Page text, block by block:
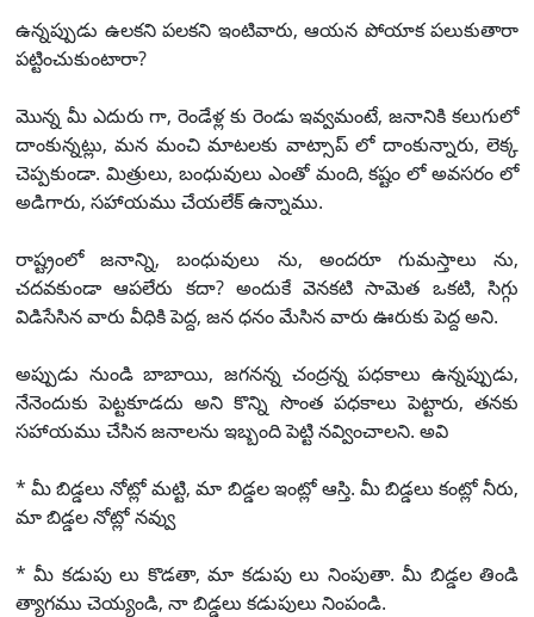
ఉన్నప్పుడు ఉలకని పలకని ఇంటివారు, ఆయన పోయాక పలుకుతారా
పట్టించుకుంటారా?
మొన్న మీ ఎదురు గా, రెండేళ్ల కు రెండు ఇవ్వమంటే, జనానికి కలుగులో
దాంకున్నట్లు, మన మంచి మాటలకు వాట్సాప్ లో దాంకున్నారు, లెక్క
చెప్పకుండా. మిత్రులు, బంధువులు ఎంతో మంది, కష్టం లో అవసరం లో
అడిగారు, సహాయము చేయలేక్ ఉన్నాము.
రాష్ట్రంలో జనాన్ని, బంధువులు ను, అందరూ గుమస్తాలు ను,
చదవకుండా ఆపలేరు కదా? అందుకే వెనకటి సామెత ఒకటి, సిగ్గు
విడిసేసిన వారు వీధికి పెద్ద, జన ధనం మేసిన వారు ఊరుకు పెద్ద అని.
అప్పుడు నుండి బాబాయి, జగనన్న చంద్రన్న పధకాలు ఉన్నప్పుడు,
నేనెందుకు పెట్టకూడదు అని కొన్ని సొంత పధకాలు పెట్టారు, తనకు
సహాయము చేసిన జనాలను ఇబ్బంది పెట్టి నవ్వించాలని. అవి
* మీ బిడ్డలు నోట్లో మట్టి, మా బిడ్డల ఇంట్లో ఆస్తి. మీ బిడ్డలు కంట్లో నీరు,
మా బిడ్డల నోట్లో నవ్వు
* మీ కడుపు లు కొడతా, మా కడుపు లు నింపుతా. మీ బిడ్డల తిండి
త్యాగము చెయ్యండి, నా బిడ్డలు కడుపులు నింపండి.